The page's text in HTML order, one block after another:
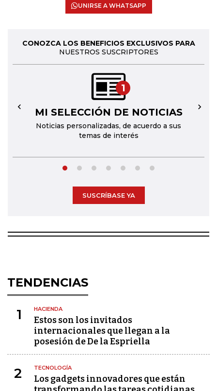
UNIRSE A WHATSAPP
CONOZCA LOS BENEFICIOS EXCLUSIVOS PARA
NUESTROS SUSCRIPTORES
1
MI SELECCIÓN DE NOTICIAS
Noticias personalizadas, de acuerdo a sus
temas de interés
← →
SUSCRÍBASE YA
TENDENCIAS
1 HACIENDA
Estos son los invitados
internacionales que llegan a la
posesión de De la Espriella
2 TECNOLOGÍA
Los gadgets innovadores que están